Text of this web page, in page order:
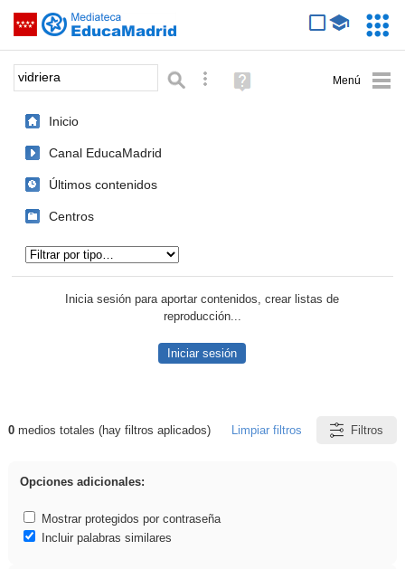
Saltar navegación
Palabra o frase: Búsqueda avanzada
Ayuda
(en
Inicio
Canal EducaMadrid
Últimos contenidos
Centros
Inicia sesión para aportar contenidos, crear listas de
reproducción...
Iniciar sesión
Resultados de: vidriera
0medios totales (hay filtros aplicados) Limpiar filtros Filtros
Opciones adicionales:
Mostrar protegidos por contraseña
Incluir palabras similares